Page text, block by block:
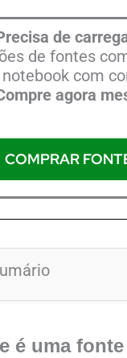
de
de fontes
notebook com
agora
COMPRAR
é uma